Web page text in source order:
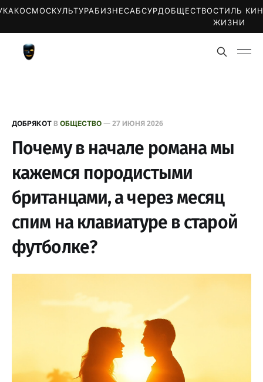
КОСМОСКУЛЬТУРАБИЗНЕСАБСУРДОБЩЕСТВОСТИЛЬ
ЖИЗНИ
ДОБРЯКОТ ВОБЩЕСТВО—27 ИЮНЯ 2026
Почему в начале романа мы
кажемся породистыми
британцами, а через месяц
спим на клавиатуре в старой
футболке?